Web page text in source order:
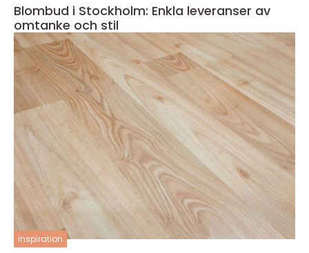
Blombud i Stockholm: Enkla leveranser av
omtanke och stil
inspiration